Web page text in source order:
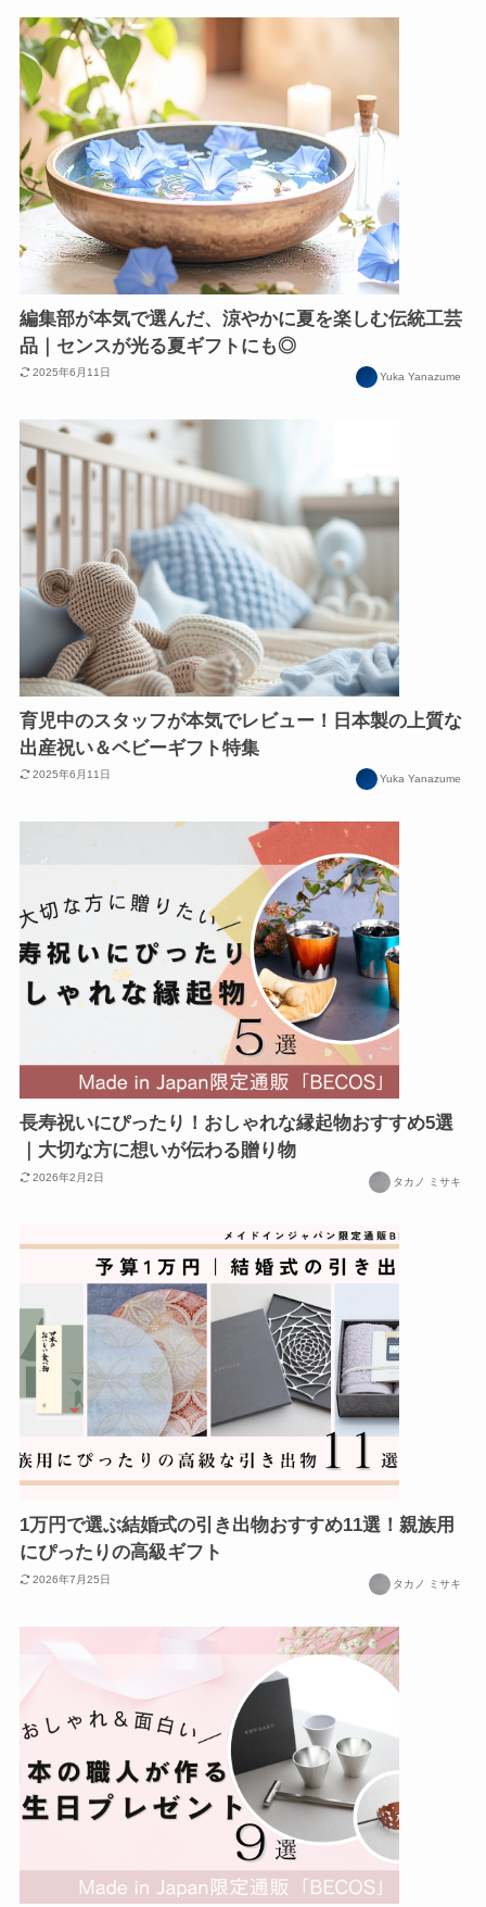
編集部が本気で選んだ、涼やかに夏を楽しむ伝統工芸
品｜センスが光る夏ギフトにも◎
2025年6月11日 Yuka Yanazume
育児中のスタッフが本気でレビュー！日本製の上質な
出産祝い＆ベビーギフト特集
2025年6月11日 Yuka Yanazume
長寿祝いにぴったり！おしゃれな縁起物おすすめ5選
｜大切な方に想いが伝わる贈り物
2026年2月2日 タカノ ミサキ
1万円で選ぶ結婚式の引き出物おすすめ11選！親族用
にぴったりの高級ギフト
2026年7月25日 タカノ ミサキ